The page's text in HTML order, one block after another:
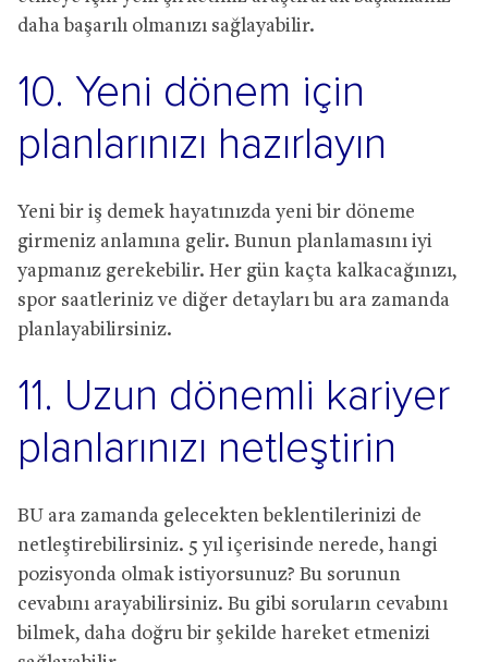
daha başarılı olmanızı sağlayabilir.
10. Yeni dönem için
planlarınızı hazırlayın
Yeni bir iş demek hayatınızda yeni bir döneme
girmeniz anlamına gelir. Bunun planlamasını iyi
yapmanız gerekebilir. Her gün kaçta kalkacağınızı,
spor saatleriniz ve diğer detayları bu ara zamanda
planlayabilirsiniz.
11. Uzun dönemli kariyer
planlarınızı netleştirin
BU ara zamanda gelecekten beklentilerinizi de
netleştirebilirsiniz. 5 yıl içerisinde nerede, hangi
pozisyonda olmak istiyorsunuz? Bu sorunun
cevabını arayabilirsiniz. Bu gibi soruların cevabını
bilmek, daha doğru bir şekilde hareket etmenizi